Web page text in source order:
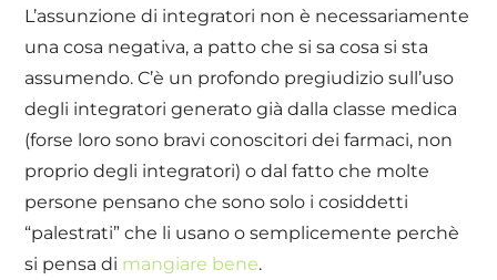
L’assunzione di integratori non è necessariamente
una cosa negativa, a patto che si sa cosa si sta
assumendo. C’è un profondo pregiudizio sull’uso
degli integratori generato già dalla classe medica
(forse loro sono bravi conoscitori dei farmaci, non
proprio degli integratori) o dal fatto che molte
persone pensano che sono solo i cosiddetti
“palestrati” che li usano o semplicemente perchè
si pensa di mangiare bene.